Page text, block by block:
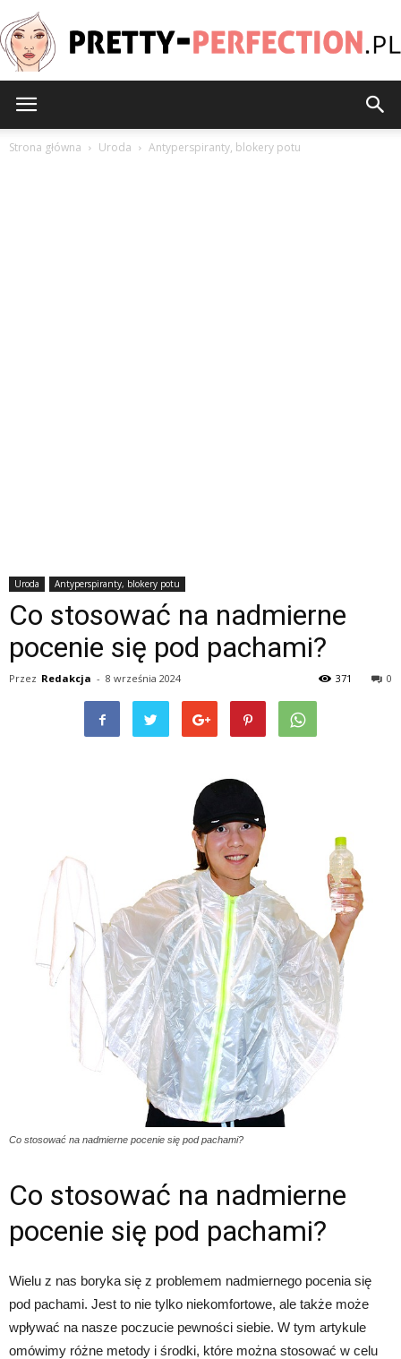
Strona główna Uroda Antyperspiranty, blokery potu
Uroda Antyperspiranty, blokery potu
Co stosować na nadmierne
pocenie się pod pachami?
Przez Redakcja - 8 września 2024 0
371
Co stosować na nadmierne pocenie się pod pachami?
Co stosować na nadmierne
pocenie się pod pachami?
Wielu z nas boryka się z problemem nadmiernego pocenia się
pod pachami. Jest to nie tylko niekomfortowe, ale także może
wpływać na nasze poczucie pewności siebie. W tym artykule
omówimy różne metody i środki, które można stosować w celu